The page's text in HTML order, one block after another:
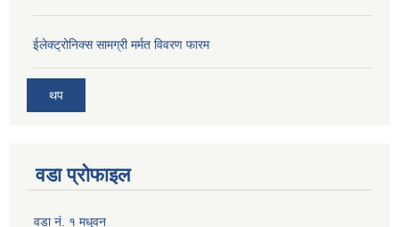
ईलेक्ट्रोनिक्स सामग्री मर्मत विवरण फारम
थप
वडा प्रोफाइल
वडा नं. १ मधुवन